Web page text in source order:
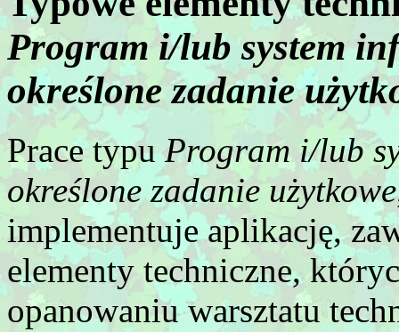
Program i/lub system
określone zadanie
Prace typuProgram i/lub
określone zadanie użytkowe
implementuje aplikację,
elementy techniczne,
opanowaniu warsztatu